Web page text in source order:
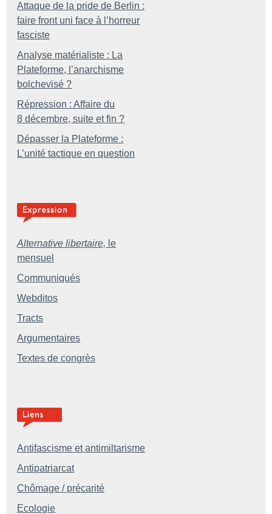
Attaque de la pride de Berlin :
faire front uni face à l’horreur
fasciste
Analyse matérialiste : La
Plateforme, l’anarchisme
bolchevisé ?
Répression : Affaire du
8 décembre, suite et fin ?
Dépasser la Plateforme :
L’unité tactique en question
Alternative libertaire, le
mensuel
Communiqués
Webditos
Tracts
Argumentaires
Textes de congrès
Antifascisme et antimiltarisme
Antipatriarcat
Chômage / précarité
Ecologie